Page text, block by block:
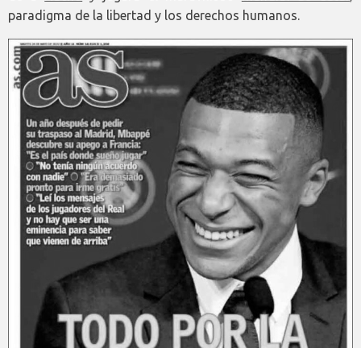
paradigma de la libertad y los derechos humanos.